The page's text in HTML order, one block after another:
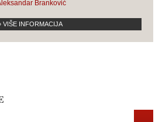
Branković
VIŠE INFORMACIJA